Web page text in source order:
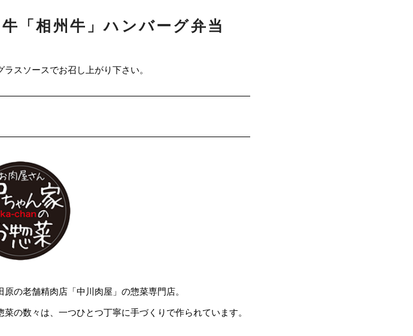
「相州牛」ハンバーグ弁当
スソースでお召し上がり下さい。
の老舗精肉店「中川肉屋」の惣菜専門店。
の数々は、一つひとつ丁寧に手づくりで作られています。